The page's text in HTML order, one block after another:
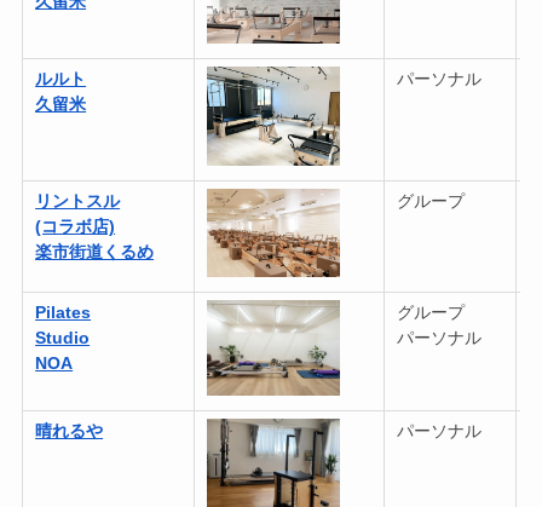
ルルト
久留米
パーソナル
リントスル
(コラボ店)
楽市街道くるめ
グループ
Pilates
Studio
NOA
グループ
パーソナル
晴れるや パーソナル